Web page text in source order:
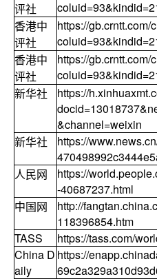
评社
香港中
评社
https://
香港中
评社
https://
新华社
https://
&channel=weixin
新华社
https://
人民网
https://
-40687237.html
中国网
http://
118396854.htm
TASS
https://tass.com/
China D
aily
https://